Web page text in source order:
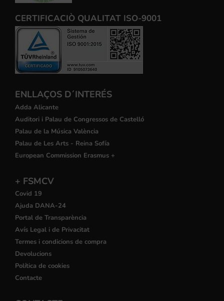
CERTIFICACIÒ QUALITAT ISO-9001
ENLLAÇOS D´INTERÉS
Adda Alicante
Auditori i Palau de Congressos de Castelló
Palau de la Música València
Palau de Les Arts - Reina Sofía
European Commission Erasmus +
+ FSMCV
Covid 19
Ajuda DANA-24
Portal de Transparència
Avís Legal i de Privacitat
Termes i condicions de compra
Devolucions
Política de cookies
Contacte